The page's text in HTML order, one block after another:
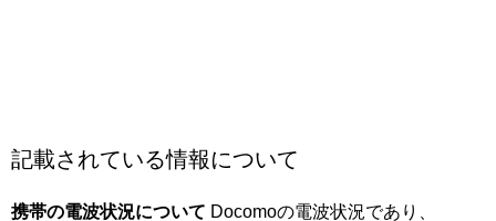
記載されている情報について
携帯の電波状況について Docomoの電波状況であり、